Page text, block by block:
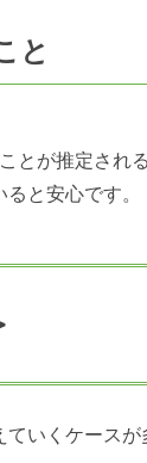
と
とが推定され
と安心です。
いくケースが